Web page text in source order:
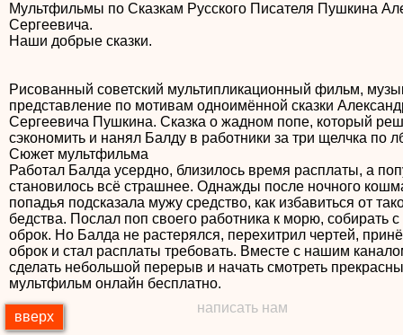
Мультфильмы по Сказкам Русского Писателя Пушкина
Сергеевича.
Наши добрые сказки.
Рисованный советский мультипликационный фильм,
представление по мотивам одноимённой сказки
Сергеевича Пушкина. Сказка о жадном попе, который
сэкономить и нанял Балду в работники за три щелчка по
Сюжет мультфильма
Работал Балда усердно, близилось время расплаты, а
становилось всё страшнее. Однажды после ночного
попадья подсказала мужу средство, как избавиться от
бедства. Послал поп своего работника к морю, собирать с
оброк. Но Балда не растерялся, перехитрил чертей,
оброк и стал расплаты требовать. Вместе с нашим
сделать небольшой перерыв и начать смотреть
мультфильм онлайн бесплатно.
написать нам
вверх